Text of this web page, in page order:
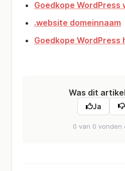
Goedkope WordPress
.website domeinnaam
Goedkope WordPress
Was dit
Ja
0 van 0 vonden